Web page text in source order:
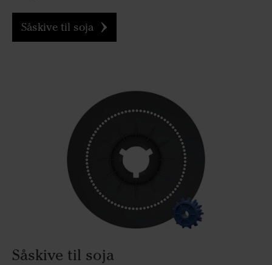
Såskive til soja
Såskive til soja